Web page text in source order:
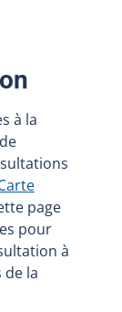
à la
page
pour
à
de la